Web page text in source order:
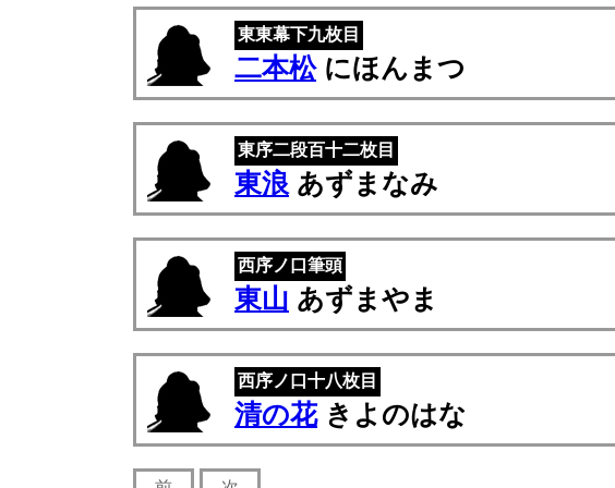
東東幕下九枚目
二本松にほんまつ
東序二段百十二枚目
東浪 あずまなみ
西序ノ口筆頭
東山 あずまやま
西序ノ口十八枚目
清の花きよのはな